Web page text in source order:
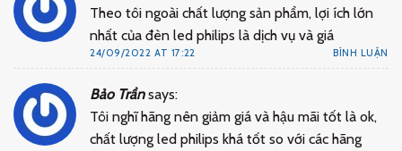
Theo tôi ngoài chất lượng sản phẩm, lợi ích lớn
nhất của đèn led philips là dịch vụ và giá
24/09/2022 AT 17:22 BÌNH LUẬN
Bảo Trần says:
Tôi nghĩ hãng nên giảm giá và hậu mãi tốt là ok,
chất lượng led philips khá tốt so với các hãng